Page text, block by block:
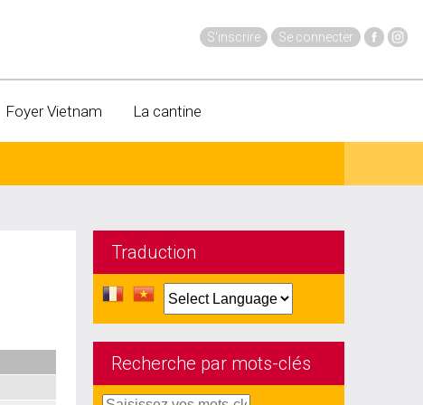
S'inscrire Se connecter
Foyer Vietnam La cantine
Traduction
Recherche par mots-clés